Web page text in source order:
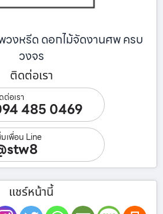
วงหรีด ดอกไม้จัดงานศพ ครบ
วงจร
ติดต่อเรา
ต่อเรา
485 0469
มเพื่อน Line
แชร์หน้านี้